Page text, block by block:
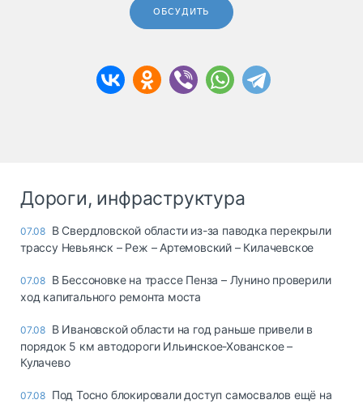
ОБСУДИТЬ
Дороги, инфраструктура
07.08 В Свердловской области из-за паводка перекрыли
трассу Невьянск – Реж – Артемовский – Килачевское
07.08 В Бессоновке на трассе Пенза – Лунино проверили
ход капитального ремонта моста
07.08 В Ивановской области на год раньше привели в
порядок 5 км автодороги Ильинское-Хованское –
Кулачево
07.08 Под Тосно блокировали доступ самосвалов ещё на